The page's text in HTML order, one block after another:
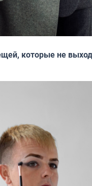
которые не